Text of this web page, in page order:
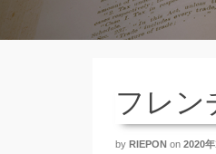
フレ
by RIEPON on 2020